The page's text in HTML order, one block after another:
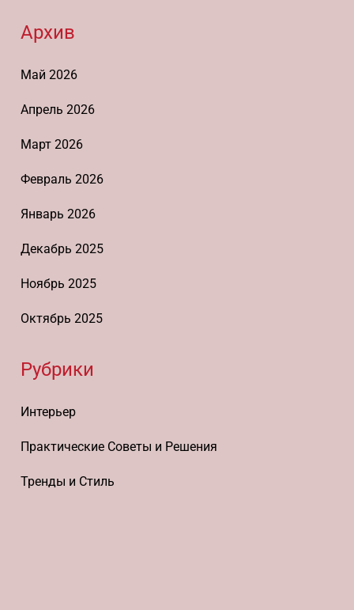
Архив
Май 2026
Апрель 2026
Март 2026
Февраль 2026
Январь 2026
Декабрь 2025
Ноябрь 2025
Октябрь 2025
Рубрики
Интерьер
Практические Советы и Решения
Тренды и Стиль